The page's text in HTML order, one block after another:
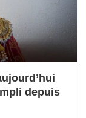
depuis